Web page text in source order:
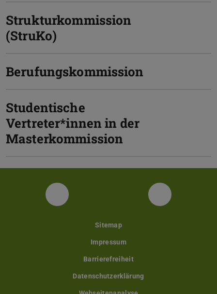
Strukturkommission
(StruKo)
Berufungskommission
Studentische
Vertreter*innen in der
Masterkommission
Instagram Facebook
Sitemap
Impressum
Barrierefreiheit
Datenschutzerklärung